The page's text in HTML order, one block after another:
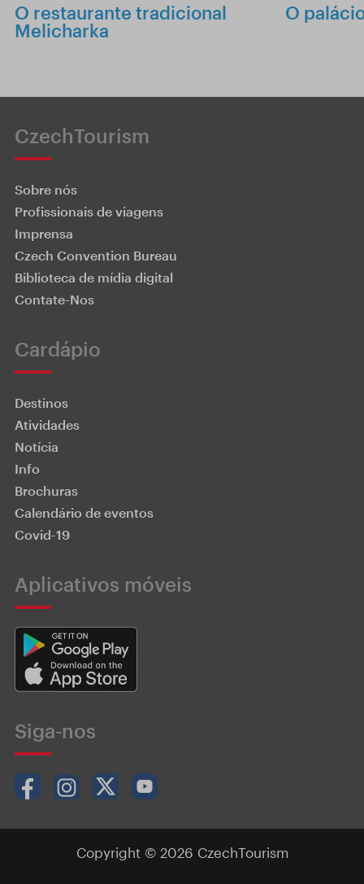
O restaurante tradicional
Melicharka
O
CzechTourism
Sobre nós
Profissionais de viagens
Imprensa
Czech Convention Bureau
Biblioteca de mídia digital
Contate-Nos
Cardápio
Destinos
Atividades
Notícia
Info
Brochuras
Calendário de eventos
Covid-19
Aplicativos móveis
Siga-nos
Copyright © 2026 CzechTourism